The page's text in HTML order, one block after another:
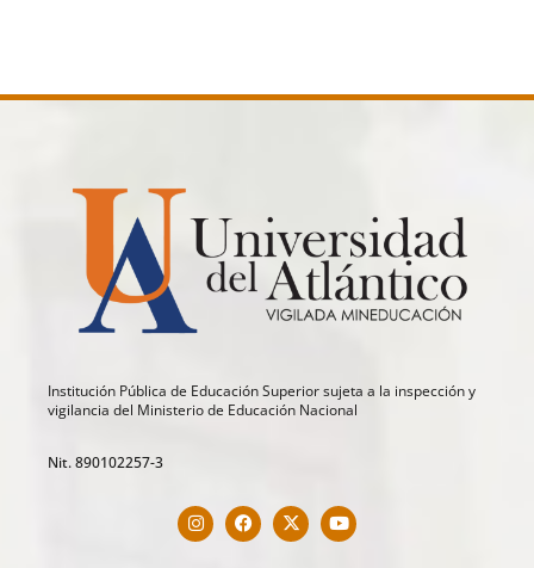
Institución Pública de Educación Superior sujeta a la inspección y
vigilancia del Ministerio de Educación Nacional
Nit. 890102257-3